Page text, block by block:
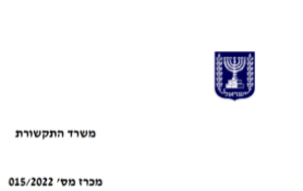
–
שמיכה
\
שק